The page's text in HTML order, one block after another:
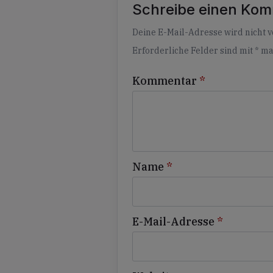
Schreibe einen
Deine E-Mail-Adresse wird nicht
Erforderliche Felder sind mit *
Kommentar *
Name *
E-Mail-Adresse *
Alternative: